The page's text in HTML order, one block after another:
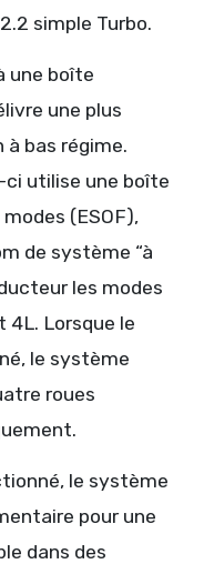
simple Turbo.
une boîte
une plus
à bas régime.
utilise une boîte
(ESOF),
de système “à
les modes
Lorsque le
le système
roues
le système
pour une
dans des